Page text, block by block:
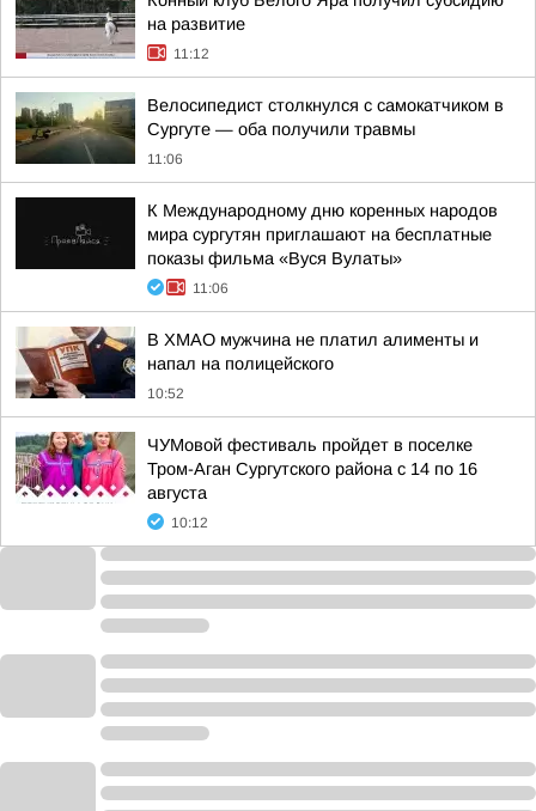
на развитие
11:12
Велосипедист столкнулся с самокатчиком в
Сургуте — оба получили травмы
11:06
К Международному дню коренных народов
мира сургутян приглашают на бесплатные
показы фильма «Вуся Вулаты»
11:06
В ХМАО мужчина не платил алименты и
напал на полицейского
10:52
ЧУМовой фестиваль пройдет в поселке
Тром-Аган Сургутского района с 14 по 16
августа
10:12